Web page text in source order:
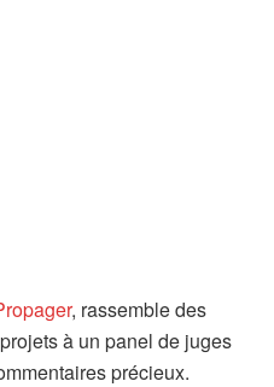
, rassemble des
à un panel de juges
précieux.